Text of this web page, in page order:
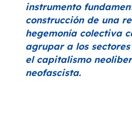
instrumento
construcción de una
hegemonía colectiva
agrupar a los
el capitalismo
neofascista.